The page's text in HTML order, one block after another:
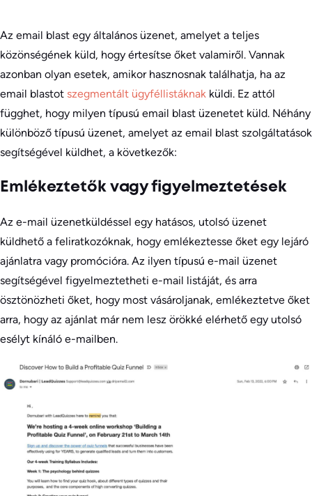
Az email blast egy általános üzenet, amelyet a teljes
közönségének küld, hogy értesítse őket valamiről. Vannak
azonban olyan esetek, amikor hasznosnak találhatja, ha az
email blastot szegmentált ügyféllistáknak küldi. Ez attól
függhet, hogy milyen típusú email blast üzenetet küld. Néhány
különböző típusú üzenet, amelyet az email blast szolgáltatások
segítségével küldhet, a következők:
Emlékeztetők vagy figyelmeztetések
Az e-mail üzenetküldéssel egy hatásos, utolsó üzenet
küldhető a feliratkozóknak, hogy emlékeztesse őket egy lejáró
ajánlatra vagy promócióra. Az ilyen típusú e-mail üzenet
segítségével figyelmeztetheti e-mail listáját, és arra
ösztönözheti őket, hogy most vásároljanak, emlékeztetve őket
arra, hogy az ajánlat már nem lesz örökké elérhető egy utolsó
esélyt kínáló e-mailben.